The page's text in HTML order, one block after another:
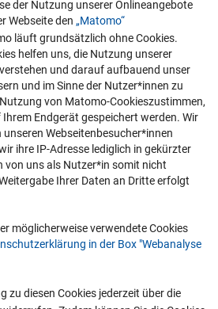
der DFG direkt in Ihr Mailpostfach oder
online an.
Cookie-Einstellungen
Kontakt
der Nutzung unserer Onlineangebote
Webseite den „Matomo“
Link)
läuft grundsätzlich ohne Cookies.
helfen uns, die Nutzung unserer
und darauf aufbauend unser
und im Sinne der Nutzer*innen zu
von Matomo-Cookieszustimmen,
Ihrem Endgerät gespeichert werden. Wir
Webseitenbesucher*innen
ihre IP-Adresse lediglich in gekürzter
von uns als Nutzer*in somit nicht
Ihrer Daten an Dritte erfolgt
möglicherweise verwendete Cookies
in der Box "Webanalyse
zu diesen Cookies jederzeit über die